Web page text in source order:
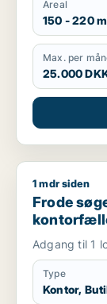
Areal
150 - 220 m
Max. per
25.000
Frode søger
1 mdr siden
Frode
Adgang til 1
Type
Kontor,